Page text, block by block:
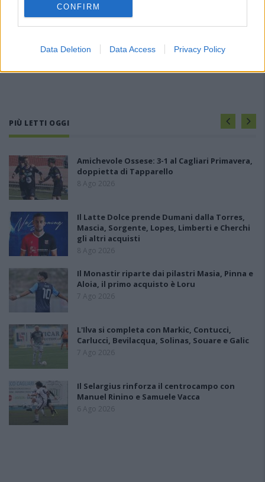
CONFIRM
Data Deletion Data Access Privacy Policy
PIÙ LETTI OGGI
Amichevole Ossese: 3-1 al Cagliari Primavera,
doppietta di Tapparello
8 Ago 2026
Il Latte Dolce prende Dumani dalla Torres,
Mascia, Sorgente, Lopes, Limberti e Cherchi
gli altri acquisti
8 Ago 2026
Il Monastir riparte dai pilastri Masia, Pinna e
Aloia, il primo acquisto è Loru
7 Ago 2026
L'Ilva si completa con Markic, Contucci,
Carlucci, Bevilacqua, Solinas, Souare e Galic
7 Ago 2026
Il Selargius rinforza il centrocampo con
Manuel Rinino e Samuele Vacca
6 Ago 2026